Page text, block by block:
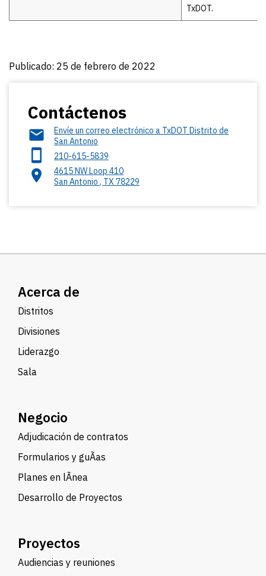
TxDOT.
Publicado: 25 de febrero de 2022
Contáctenos
Envíe un correo electrónico a TxDOT Distrito de
San Antonio
210-615-5839
4615 NW Loop 410
San Antonio , TX 78229
Acerca de
Distritos
Divisiones
Liderazgo
Sala
Negocio
Adjudicación de contratos
Formularios y guÃ­as
Planes en lÃ­nea
Desarrollo de Proyectos
Proyectos
Audiencias y reuniones